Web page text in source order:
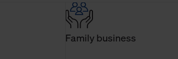
Family business